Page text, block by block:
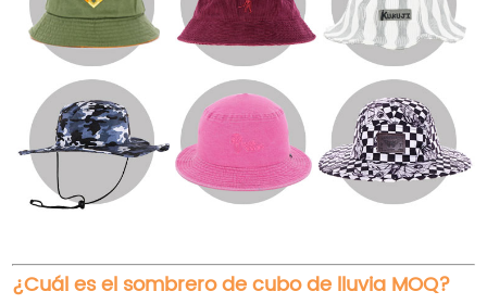
¿Cuál es el sombrero de cubo de lluvia MOQ?